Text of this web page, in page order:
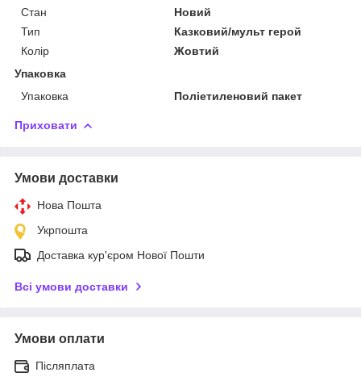
Стан
Новий
Тип
Казковий/мульт герой
Колір
Жовтий
Упаковка
Упаковка
Поліетиленовий пакет
Приховати
Умови доставки
Нова Пошта
Укрпошта
Доставка кур'єром Нової Пошти
Всі умови доставки
Умови оплати
Післяплата